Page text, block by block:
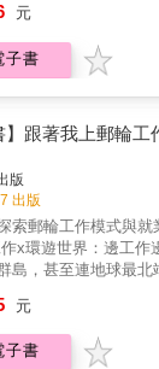
和圖片，以及令人
月台頂棚、倫敦有
讀的視覺和想像空
元
子書
】跟著我上郵輪工
版
出版
索郵輪工作模式與
島，甚至連地球最
極探險專業證照的
上工作的經驗分享
探究竟 根據國際郵輪
元
子書